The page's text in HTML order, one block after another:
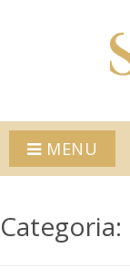
MENU
Categoria: